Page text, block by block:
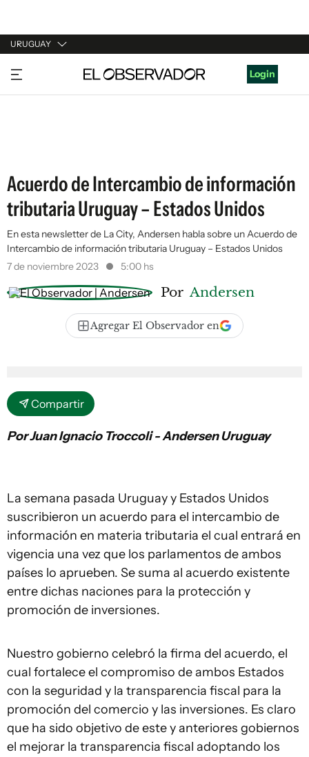
URUGUAY
URUGUAY
ARGENTINA
Login
Acuerdo de Intercambio de información
tributaria Uruguay – Estados Unidos
En esta newsletter de La City, Andersen habla sobre un Acuerdo de
Intercambio de información tributaria Uruguay – Estados Unidos
7 de noviembre 2023
5:00 hs
Por Andersen
Agregar El Observador en
Compartir
Por Juan Ignacio Troccoli - Andersen Uruguay
La semana pasada Uruguay y Estados Unidos
suscribieron un acuerdo para el intercambio de
información en materia tributaria el cual entrará en
vigencia una vez que los parlamentos de ambos
países lo aprueben. Se suma al acuerdo existente
entre dichas naciones para la protección y
promoción de inversiones.
Nuestro gobierno celebró la firma del acuerdo, el
cual fortalece el compromiso de ambos Estados
con la seguridad y la transparencia fiscal para la
promoción del comercio y las inversiones. Es claro
que ha sido objetivo de este y anteriores gobiernos
el mejorar la transparencia fiscal adoptando los